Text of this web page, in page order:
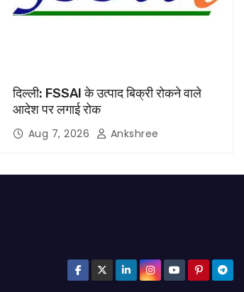
दिल्ली: FSSAI के उत्पाद बिक्री रोकने वाले
आदेश पर लगाई रोक
Aug 7, 2026 Ankshree